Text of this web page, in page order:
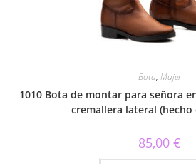
Bota, Mujer
1010 Bota de montar para señora
cremallera lateral (hecho
85,00 €